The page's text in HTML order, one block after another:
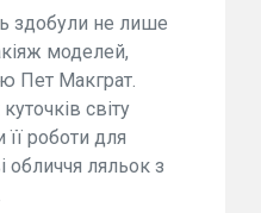
здобули не лише
моделей,
Пет Макграт.
світу
її роботи для
обличчя ляльок з